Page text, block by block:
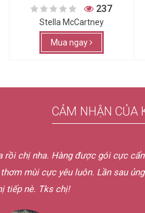
237
Stella McCartney
Mua ngay
CẢM NHẬN CỦA
cực cẩn
sau ủng
Thanks chị Vân.
tình với khách.